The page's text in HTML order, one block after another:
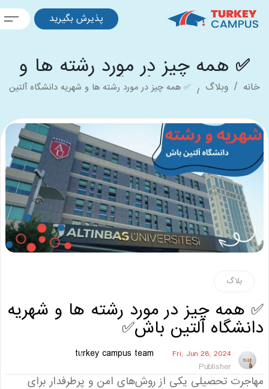
پذیرش بگیرید
همه چیز در مورد رشته ها و
شهریه دانشگاه آلتین باش✅
وبلاگ
✅ همه چیز در مورد رشته ها و شهریه دانشگاه آلتین
چیز در مورد رشته ها و شهریه
آلتین باش✅
turkey campus team Fri, Jun 28, 2024
Publisher
تحصیلی یکی از روش‌های امن و پرطرفدار برای